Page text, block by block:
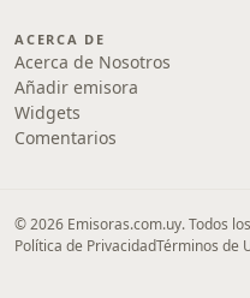
ACERCA DE
Acerca de Nosotros
Añadir emisora
Widgets
Comentarios
© 2026 Emisoras.com.uy. Todos
Política de PrivacidadTérminos de